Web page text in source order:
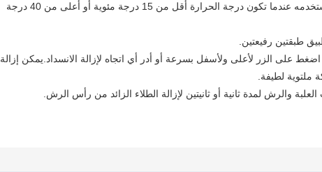
استخدم في درجة حرارة الغرفة.لا تستخدمه عندما تكون درجة الحرارة أقل من 15 درجة مئوية أو أعلى من 40 درجة
طبقتين رفيعتين.
على الزر لأعلى ولأسفل بسرعة أو أدر أي اتجاه لإزالة الانسداد.يمكن إزالة
ملتوية لطيفة.
والرش لمدة ثانية أو ثانيتين لإزالة الطلاء الزائد من رأس الرش.